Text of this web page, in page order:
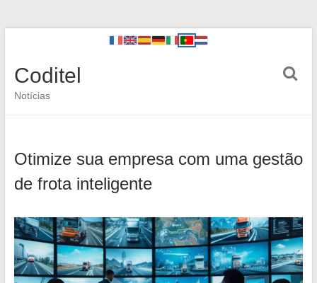
Coditel
Notícias
Otimize sua empresa com uma gestão
de frota inteligente